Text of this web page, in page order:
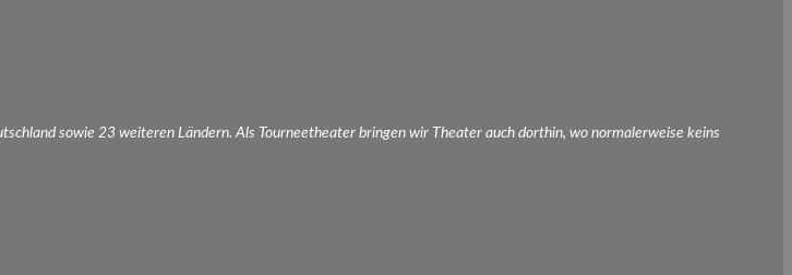
sowie 23 weiteren Ländern. Als Tourneetheater bringen wir Theater auch dorthin, wo normalerweise keins